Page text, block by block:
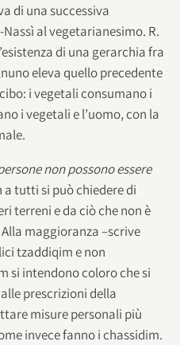
di una successiva
al vegetarianesimo. R.
di una gerarchia fra
eleva quello precedente
i vegetali consumano i
i vegetali e l’uomo, con la
non possono essere
tutti si può chiedere di
terreni e da ciò che non è
maggioranza –scrive
tzaddiqim e non
si intendono coloro che si
prescrizioni della
misure personali più
invece fanno i chassidim.